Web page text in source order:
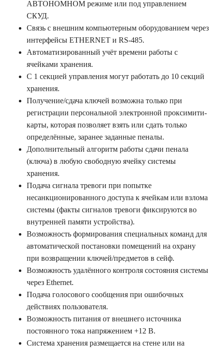
АВТОНОМНОМ режиме или под управлением
СКУД.
Связь с внешним компьютерным оборудованием через
интерфейсы ETHERNET и RS-485.
Автоматизированный учёт времени работы с
ячейками хранения.
С 1 секцией управления могут работать до 10 секций
хранения.
Получение/сдача ключей возможна только при
регистрации персональной электронной проксимити-
карты, которая позволяет взять или сдать только
определённые, заранее заданные пеналы.
Дополнительный алгоритм работы сдачи пенала
(ключа) в любую свободную ячейку системы
хранения.
Подача сигнала тревоги при попытке
несанкционированного доступа к ячейкам или взлома
системы (факты сигналов тревоги фиксируются во
внутренней памяти устройства).
Возможность формирования специальных команд для
автоматической постановки помещений на охрану
при возвращении ключей/предметов в сейф.
Возможность удалённого контроля состояния системы
через Ethernet.
Подача голосового сообщения при ошибочных
действиях пользователя.
Возможность питания от внешнего источника
постоянного тока напряжением +12 В.
Система хранения размещается на стене или на